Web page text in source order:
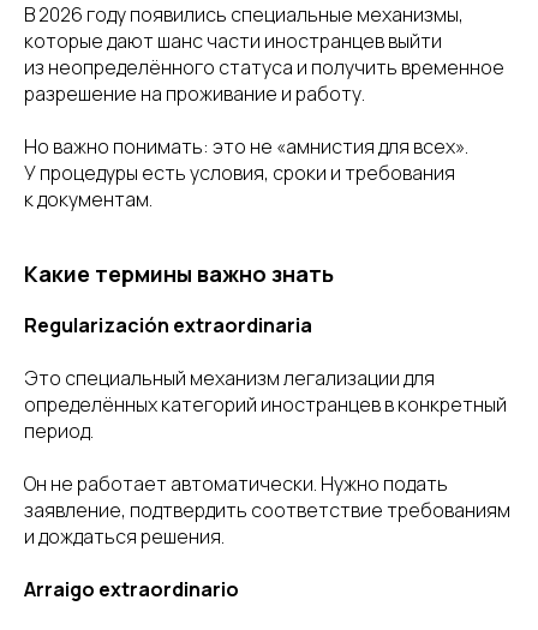
В 2026 году появились специальные механизмы,
которые дают шанс части иностранцев выйти
из неопределённого статуса и получить временное
разрешение на проживание и работу.
Но важно понимать: это не «амнистия для всех».
У процедуры есть условия, сроки и требования
к документам.
Какие термины важно знать
Regularización extraordinaria
Это специальный механизм легализации для
определённых категорий иностранцев в конкретный
период.
Он не работает автоматически. Нужно подать
заявление, подтвердить соответствие требованиям
и дождаться решения.
Arraigo extraordinario